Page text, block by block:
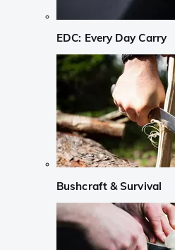
EDC: Every Day Carry
Bushcraft & Survival